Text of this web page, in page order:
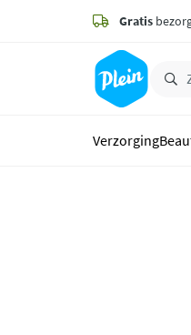
zoeken
hoofdinhoud
Gratis
Verzorging